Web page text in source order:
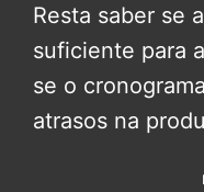
Resta saber se
suficiente para
se o
atrasos na